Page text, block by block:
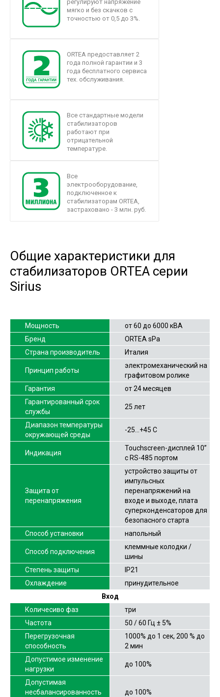
регулируют напряжение
мягко и без скачков с
точностью от 0,5 до 3%.
ORTEA предоставляет 2
года полной гарантии и 3
года бесплатного сервиса
тех. обслуживания.
Все стандартные модели
стабилизаторов
работают при
отрицательной
температуре.
Все
электрооборудование,
подключенное к
стабилизаторам ORTEA,
застраховано - 3 млн. руб.
Общие характеристики для
стабилизаторов ORTEA серии
Sirius
Мощность
от 60 до 6000 кВА
Бренд
ORTEA sPa
Страна производитель
Италия
Принцип работы
электромеханический на
графитовом ролике
Гарантия
от 24 месяцев
Гарантированный срок
службы
25 лет
Диапазон температуры
окружающей среды
-25…+45 С
Индикация
Touchscreen-дисплей 10”
с RS-485 портом
Защита от
перенапряжения
устройство защиты от
импульсных
перенапряжений на
входе и выходе, плата
суперконденсаторов для
безопасного старта
Способ установки
напольный
Способ подключения
клеммные колодки /
шины
Степень защиты
IP21
Охлаждение
принудительное
Вход
Количесиво фаз
три
Частота
50 / 60 Гц ± 5%
Перегрузочная
способность
1000% до 1 сек, 200 % до
2 мин
Допустимое изменение
нагрузки
до 100%
Допустимая
несбалансированность
до 100%